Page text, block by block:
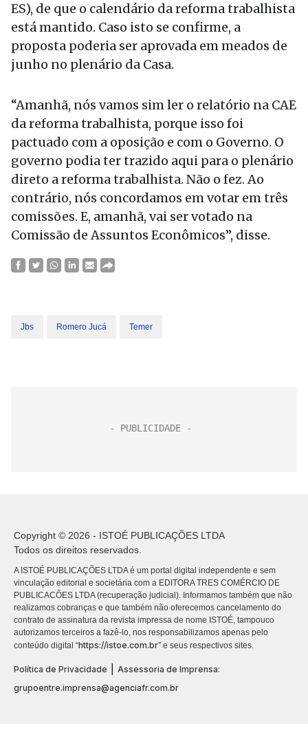
ES), de que o calendário da reforma trabalhista
está mantido. Caso isto se confirme, a
proposta poderia ser aprovada em meados de
junho no plenário da Casa.
“Amanhã, nós vamos sim ler o relatório na CAE
da reforma trabalhista, porque isso foi
pactuado com a oposição e com o Governo. O
governo podia ter trazido aqui para o plenário
direto a reforma trabalhista. Não o fez. Ao
contrário, nós concordamos em votar em três
comissões. E, amanhã, vai ser votado na
Comissão de Assuntos Econômicos”, disse.
Jbs Romero Jucá Temer
Copyright © 2026 - ISTOÉ PUBLICAÇÕES LTDA
Todos os direitos reservados.
A ISTOÉ PUBLICAÇÕES LTDA é um portal digital independente e sem
vinculação editorial e societária com a EDITORA TRES COMÉRCIO DE
PUBLICACÕES LTDA (recuperação judicial). Informamos também que não
realizamos cobranças e que também não oferecemos cancelamento do
contrato de assinatura da revista impressa de nome ISTOÉ, tampouco
autorizamos terceiros a fazê-lo, nos responsabilizamos apenas pelo
conteúdo digital “https://istoe.com.br” e seus respectivos sites.
Política de Privacidade
Assessoria de Imprensa:
grupoentre.imprensa@agenciafr.com.br